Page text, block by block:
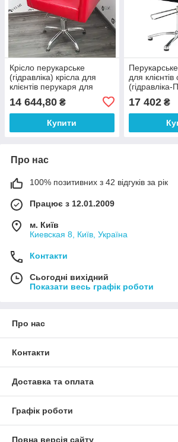
Крісло перукарське
(гідравліка) крісла для
клієнтів перукаря для
VM858
14 644,80 ₴
Купити
для
17 402₴
Про нас
100% позитивних з 42 відгуків за рік
Працює з 12.01.2009
м. Київ
Киевская 8, Київ, Україна
Контакти
Сьогодні вихідний
Показати весь графік роботи
Про нас
Контакти
Доставка та оплата
Графік роботи
Повна версія сайту